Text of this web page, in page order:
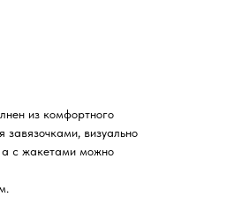
из комфортного
завязочками, визуально
а с жакетами можно